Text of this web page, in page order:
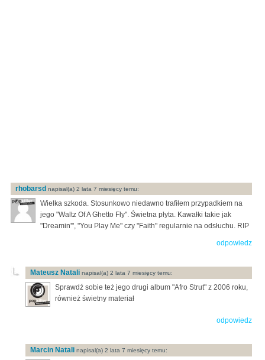
rhobarsd napisal(a) 2 lata 7 miesięcy temu:
Wielka szkoda. Stosunkowo niedawno trafiłem przypadkiem na
jego "Waltz Of A Ghetto Fly". Świetna płyta. Kawałki takie jak
"Dreamin'", "You Play Me" czy "Faith" regularnie na odsłuchu. RIP
odpowiedz
Mateusz Natali napisal(a) 2 lata 7 miesięcy temu:
Sprawdź sobie też jego drugi album "Afro Strut" z 2006 roku,
również świetny materiał
odpowiedz
Marcin Natali napisal(a) 2 lata 7 miesięcy temu: